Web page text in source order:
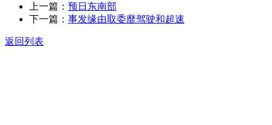
上一篇： 预日东南部
下一篇： 事发缘由取委靡驾驶和超速
返回列表